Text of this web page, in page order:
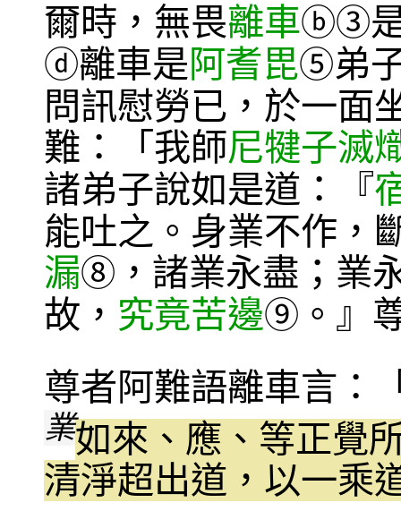
爾時，無畏離車ⓑ③
ⓓ離車是阿耆毘⑤弟
問訊慰勞已，於一面
難：「我師尼犍子滅
諸弟子說如是道：『
能吐之。身業不作，
漏⑧ ，諸業永盡；業
故， 究竟苦邊⑨ 。』
尊者阿難語離車言：
業如來、應、等正覺
清淨超出道，以一乘